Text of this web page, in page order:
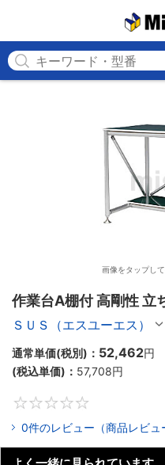
画像をタップし
作業台A棚付 高剛性 立
ＳＵＳ（エスユーエス）
通常単価(税別)： 52,462円
(税込単価)： 57,708円
0件のレビュー（商品レビュ